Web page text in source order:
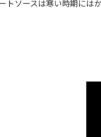
トソースは寒い時期には